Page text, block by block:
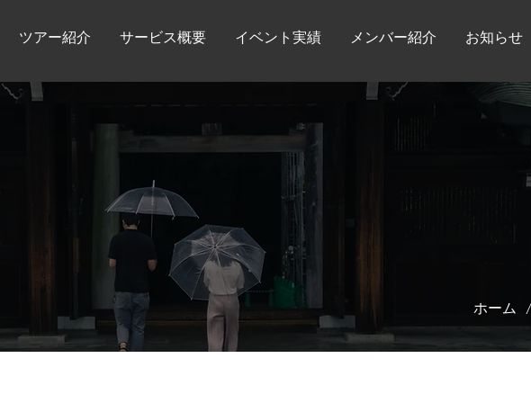
ツアー紹介 サービス概要 イベント実績 メンバー紹介 お知らせ
ホーム /